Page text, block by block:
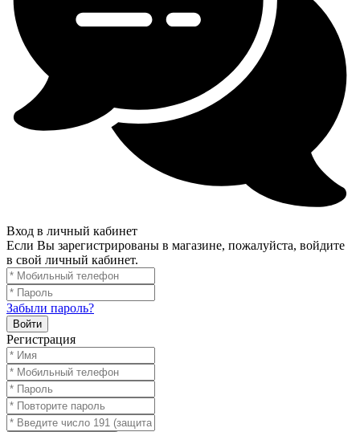
Вход в личный кабинет
Если Вы зарегистрированы в магазине, пожалуйста, войдите
в свой личный кабинет.
Забыли пароль?
Войти
Регистрация